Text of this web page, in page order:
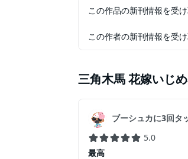
この作品の新刊情報を受
この作者の新刊情報を受
三角木馬 花嫁いじ
ブーシュカに3回タ
5.0
最高